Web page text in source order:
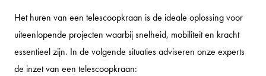
Het huren van een telescoopkraan is de ideale oplossing voor
uiteenlopende projecten waarbij snelheid, mobiliteit en kracht
essentieel zijn. In de volgende situaties adviseren onze experts
de inzet van een telescoopkraan: